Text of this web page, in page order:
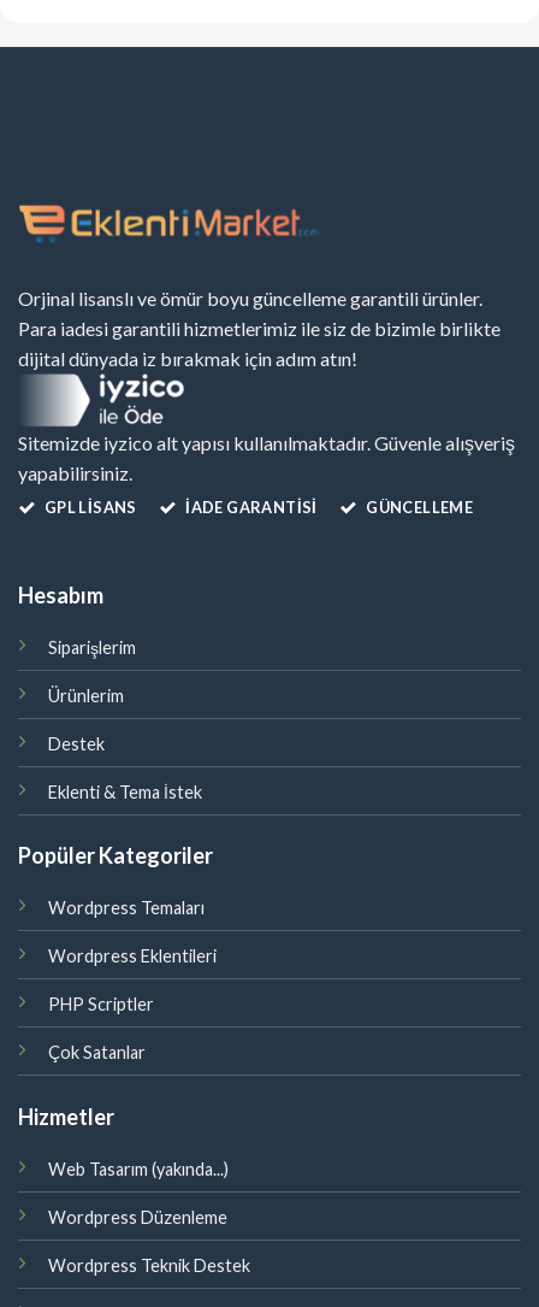
Orjinal lisanslı ve ömür boyu güncelleme garantili ürünler.
Para iadesi garantili hizmetlerimiz ile siz de bizimle birlikte
dijital dünyada iz bırakmak için adım atın!
Sitemizde iyzico alt yapısı kullanılmaktadır. Güvenle alışveriş
yapabilirsiniz.
GPL LISANS İADE GARANTİSİ GÜNCELLEME
Hesabım
Siparişlerim
Ürünlerim
Destek
Eklenti & Tema İstek
Popüler Kategoriler
Wordpress Temaları
Wordpress Eklentileri
PHP Scriptler
Çok Satanlar
Hizmetler
Web Tasarım (yakında...)
Wordpress Düzenleme
Wordpress Teknik Destek